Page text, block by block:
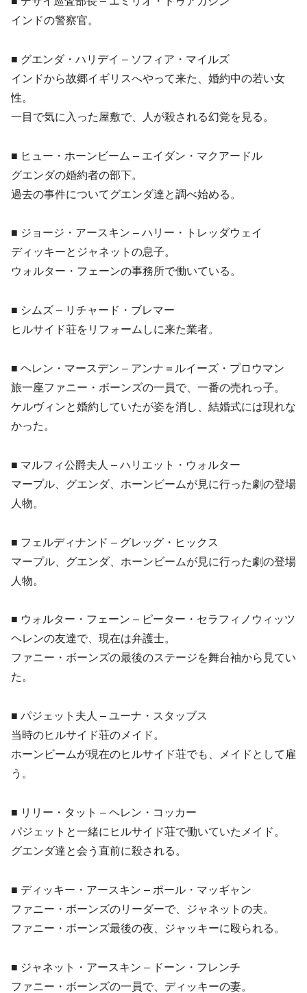
インドの警察官。
■ グエンダ・ハリデイ – ソフィア・マイルズ
インドから故郷イギリスへやって来た、婚約中の若い女
性。
一目で気に入った屋敷で、人が殺される幻覚を見る。
■ ヒュー・ホーンビーム – エイダン・マクアードル
グエンダの婚約者の部下。
過去の事件についてグエンダ達と調べ始める。
■ ジョージ・アースキン – ハリー・トレッダウェイ
ディッキーとジャネットの息子。
ウォルター・フェーンの事務所で働いている。
■ シムズ – リチャード・ブレマー
ヒルサイド荘をリフォームしに来た業者。
■ ヘレン・マースデン – アンナ＝ルイーズ・プロウマン
旅一座ファニー・ボーンズの一員で、一番の売れっ子。
ケルヴィンと婚約していたが姿を消し、結婚式には現れな
かった。
■ マルフィ公爵夫人 – ハリエット・ウォルター
マープル、グエンダ、ホーンビームが見に行った劇の登場
人物。
■ フェルディナンド – グレッグ・ヒックス
マープル、グエンダ、ホーンビームが見に行った劇の登場
人物。
■ ウォルター・フェーン – ピーター・セラフィノウィッツ
ヘレンの友達で、現在は弁護士。
ファニー・ボーンズの最後のステージを舞台袖から見てい
た。
■ パジェット夫人 – ユーナ・スタッブス
当時のヒルサイド荘のメイド。
ホーンビームが現在のヒルサイド荘でも、メイドとして雇
う。
■ リリー・タット – ヘレン・コッカー
パジェットと一緒にヒルサイド荘で働いていたメイド。
グエンダ達と会う直前に殺される。
■ ディッキー・アースキン – ポール・マッギャン
ファニー・ボーンズのリーダーで、ジャネットの夫。
ファニー・ボーンズ最後の夜、ジャッキーに殴られる。
■ ジャネット・アースキン – ドーン・フレンチ
ファニー・ボーンズの一員で、ディッキーの妻。